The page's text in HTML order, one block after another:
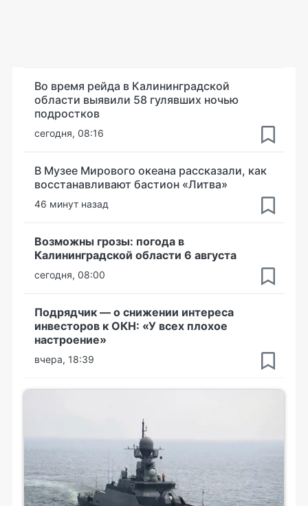
Во время рейда в Калининградской
области выявили 58 гулявших ночью
подростков
сегодня, 08:16
В Музее Мирового океана рассказали, как
восстанавливают бастион «Литва»
46 минут назад
Возможны грозы: погода в
Калининградской области 6 августа
сегодня, 08:00
Подрядчик — о снижении интереса
инвесторов к ОКН: «У всех плохое
настроение»
вчера, 18:39